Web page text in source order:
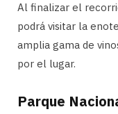
Al finalizar el
podrá visitar la
amplia gama de
por el lugar.
Parque